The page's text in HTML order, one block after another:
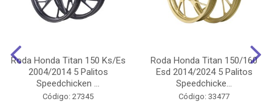
Roda Honda Titan 150 Ks/Es
2004/2014 5 Palitos
Speedchicken ...
Código: 27345
Roda Honda Titan 150/160
Esd 2014/2024 5 Palitos
Speedchicke...
Código: 33477